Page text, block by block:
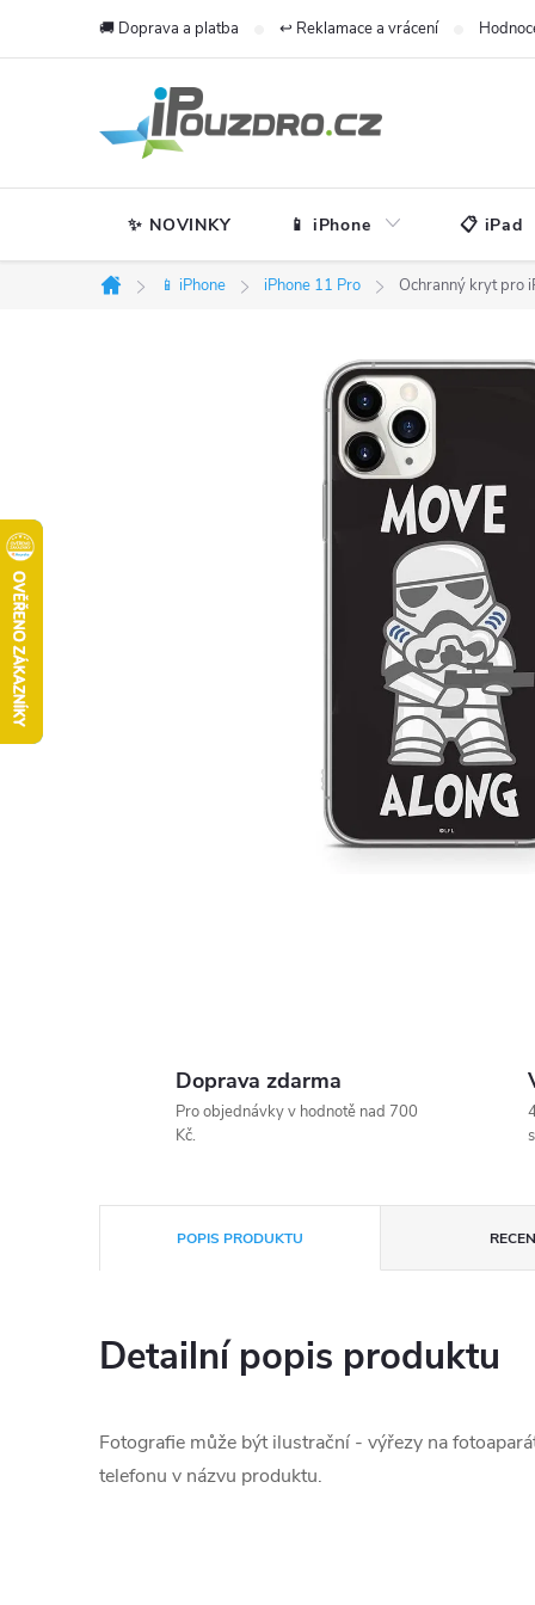
🚚 Doprava a platba ↩️ Reklamace a vrácení
✨ NOVINKY 📱 iPhone 📋 iPad
Domů
📱 iPhone iPhone 11 Pro Ochranný kryt pro
Doprava zdarma
Pro objednávky v hodnotě nad 700
Kč.
POPIS PRODUKTU
Detailní popis produktu
Fotografie může být ilustrační - výřezy na
telefonu v názvu produktu.